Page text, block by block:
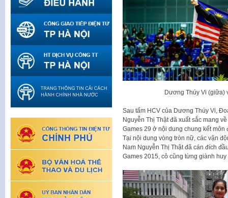
Dương Thúy Vi (giữa)
Sau tấm HCV của Dương Thúy Vi,
Nguyễn Thị Thật đã xuất sắc mang
Games 29 ở nội dung chung kết môn
Tại nội dung vòng tròn nữ, các vận
Nam Nguyễn Thị Thật đã cán đích
Games 2015, cô cũng từng giành